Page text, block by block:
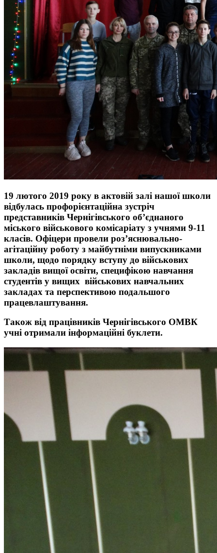
19 лютого 2019 року в актовій залі нашої школи
відбулась профорієнтаційна зустріч
представників Чернігівського об’єднаного
міського військового комісаріату з учнями 9-11
класів. Офіцери провели роз’яснювально-
агітаційну роботу з майбутніми випускниками
школи, щодо порядку вступу до військових
закладів вищої освіти, специфікою навчання
студентів у вищих військових навчальних
закладах та перспективою подальшого
працевлаштування.
Також від працівників Чернігівського ОМВК
учні отримали інформаційні буклети.